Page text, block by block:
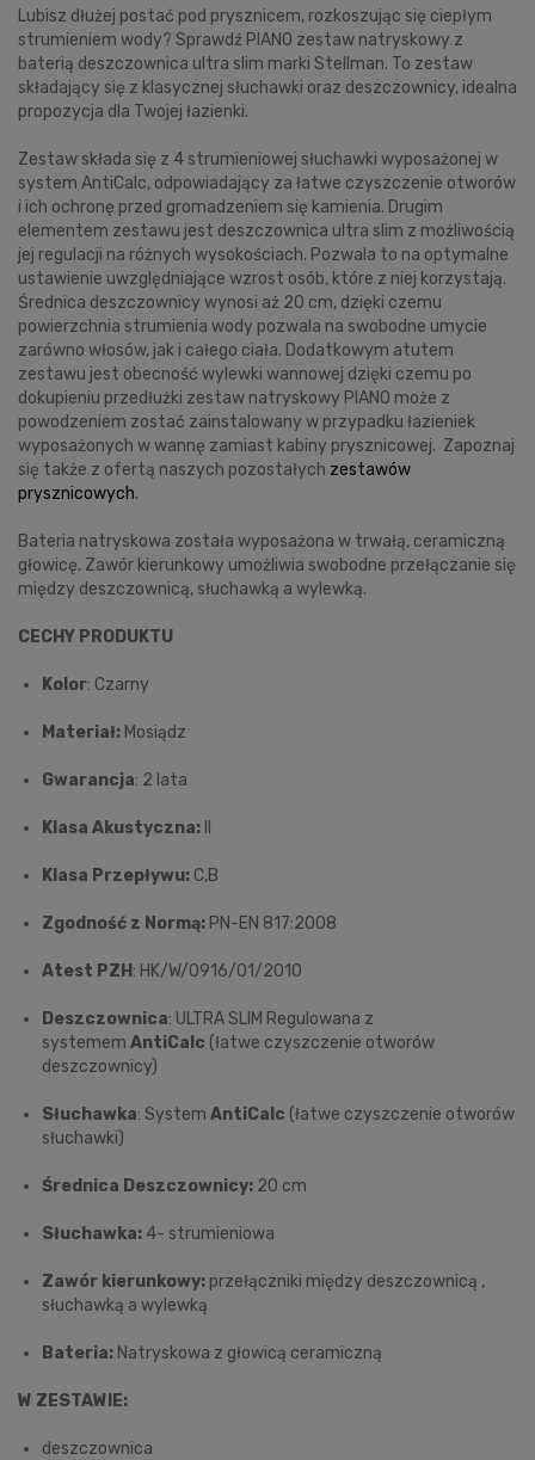
Lubisz dłużej postać pod prysznicem, rozkoszując się ciepłym
strumieniem wody? Sprawdź PIANO zestaw natryskowy z
baterią deszczownica ultra slim marki Stellman. To zestaw
składający się z klasycznej słuchawki oraz deszczownicy, idealna
propozycja dla Twojej łazienki.
Zestaw składa się z 4 strumieniowej słuchawki wyposażonej w
system AntiCalc, odpowiadający za łatwe czyszczenie otworów
i ich ochronę przed gromadzeniem się kamienia. Drugim
elementem zestawu jest deszczownica ultra slim z możliwością
jej regulacji na różnych wysokościach. Pozwala to na optymalne
ustawienie uwzględniające wzrost osób, które z niej korzystają.
Średnica deszczownicy wynosi aż 20 cm, dzięki czemu
powierzchnia strumienia wody pozwala na swobodne umycie
zarówno włosów, jak i całego ciała. Dodatkowym atutem
zestawu jest obecność wylewki wannowej dzięki czemu po
dokupieniu przedłużki zestaw natryskowy PIANO może z
powodzeniem zostać zainstalowany w przypadku łazieniek
wyposażonych w wannę zamiast kabiny prysznicowej. Zapoznaj
się także z ofertą naszych pozostałych zestawów
prysznicowych.
Bateria natryskowa została wyposażona w trwałą, ceramiczną
głowicę. Zawór kierunkowy umożliwia swobodne przełączanie się
między deszczownicą, słuchawką a wylewką.
CECHY PRODUKTU
Kolor: Czarny
Materiał: Mosiądz
Gwarancja: 2 lata
Klasa Akustyczna:
Klasa Przepływu: C,B
Zgodność z Normą: PN-EN 817:2008
Atest PZH : HK/W/0916/01/2010
Deszczownica: ULTRA SLIM Regulowana z
systemem AntiCalc (łatwe czyszczenie otworów
deszczownicy)
Słuchawka: System AntiCalc (łatwe czyszczenie otworów
słuchawki)
Średnica Deszczownicy: 20 cm
Słuchawka: 4- strumieniowa
Zawór kierunkowy: przełączniki między deszczownicą ,
słuchawką a wylewką
Bateria: Natryskowa z głowicą ceramiczną
W ZESTAWIE:
deszczownica